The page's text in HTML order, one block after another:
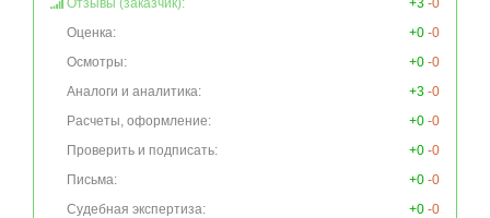
Отзывы (заказчик): +3 -0
Оценка:
+0 -0
Осмотры:
+0 -0
Аналоги и аналитика:
+3 -0
Расчеты, оформление:
+0 -0
Проверить и подписать:
+0 -0
Письма:
+0 -0
Судебная экспертиза:
+0 -0